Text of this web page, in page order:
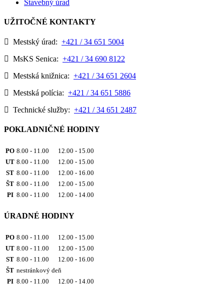
Stavebný úrad
UŽITOČNÉ KONTAKTY
Mestský úrad: +421 / 34 651 5004
MsKS Senica: +421 / 34 690 8122
Mestská knižnica: +421 / 34 651 2604
Mestská polícia: +421 / 34 651 5886
Technické služby: +421 / 34 651 2487
POKLADNIČNÉ HODINY
PO 8.00 - 11.00 12.00 - 15.00
UT 8.00 - 11.00 12.00 - 15.00
ST 8.00 - 11.00 12.00 - 16.00
ŠT 8.00 - 11.00 12.00 - 15.00
PI 8.00 - 11.00 12.00 - 14.00
ÚRADNÉ HODINY
PO 8.00 - 11.00 12.00 - 15.00
UT 8.00 - 11.00 12.00 - 15.00
ST 8.00 - 11.00 12.00 - 16.00
ŠT nestránkový deň
PI 8.00 - 11.00 12.00 - 14.00